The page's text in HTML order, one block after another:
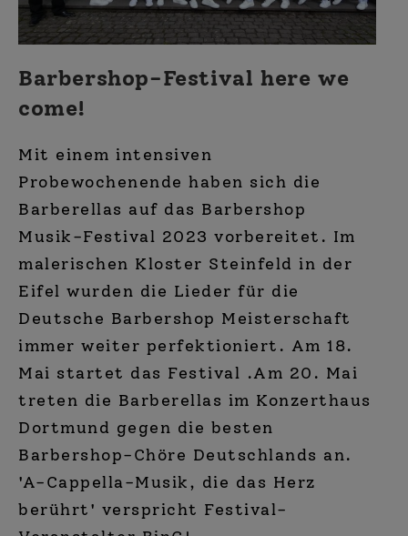
Barbershop-Festival here we
come!
Mit einem intensiven
Probewochenende haben sich die
Barberellas auf das Barbershop
Musik-Festival 2023 vorbereitet. Im
malerischen Kloster Steinfeld in der
Eifel wurden die Lieder für die
Deutsche Barbershop Meisterschaft
immer weiter perfektioniert. Am 18.
Mai startet das Festival .Am 20. Mai
treten die Barberellas im Konzerthaus
Dortmund gegen die besten
Barbershop-Chöre Deutschlands an.
'A-Cappella-Musik, die das Herz
berührt' verspricht Festival-